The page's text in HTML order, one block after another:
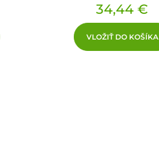
Cena
34,44 €
VLOŽIŤ DO KOŠÍKA